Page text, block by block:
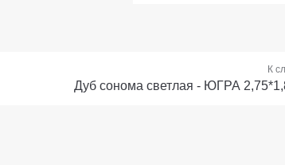
К
Дуб сонома светлая - ЮГРА